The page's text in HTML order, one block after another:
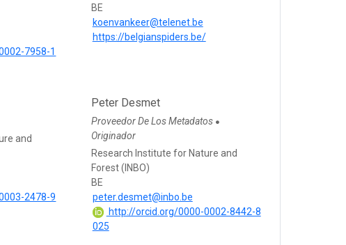
7958-1
BE
koenvankeer@telenet.be
https://belgianspiders.be/
and
2478-9
Peter Desmet
Proveedor De Los Metadatos ●
Originador
Research Institute for Nature and
Forest (INBO)
BE
peter.desmet@inbo.be
http://orcid.org/0000-0002-8442-8
025